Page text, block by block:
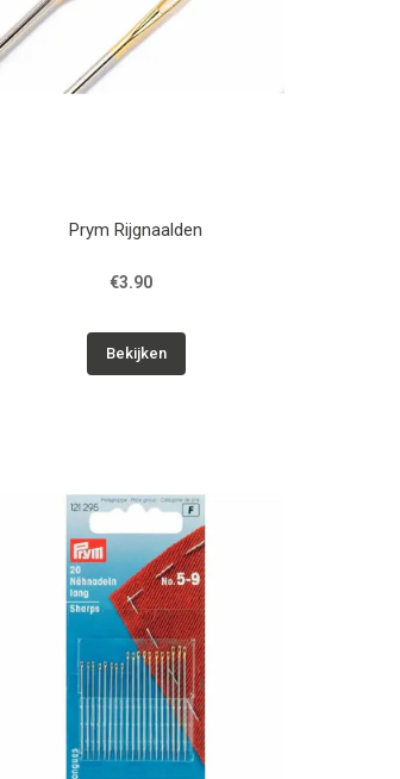
Prym Rijgnaalden
€3.90
Bekijken